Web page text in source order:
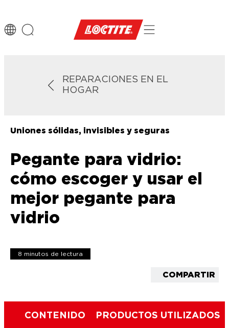
REPARACIONES EN EL
HOGAR
Uniones sólidas, invisibles y seguras
Pegante para vidrio:
cómo escoger y usar el
mejor pegante para
vidrio
8 minutos de lectura
COMPARTIR
CONTENIDO PRODUCTOS UTILIZADOS